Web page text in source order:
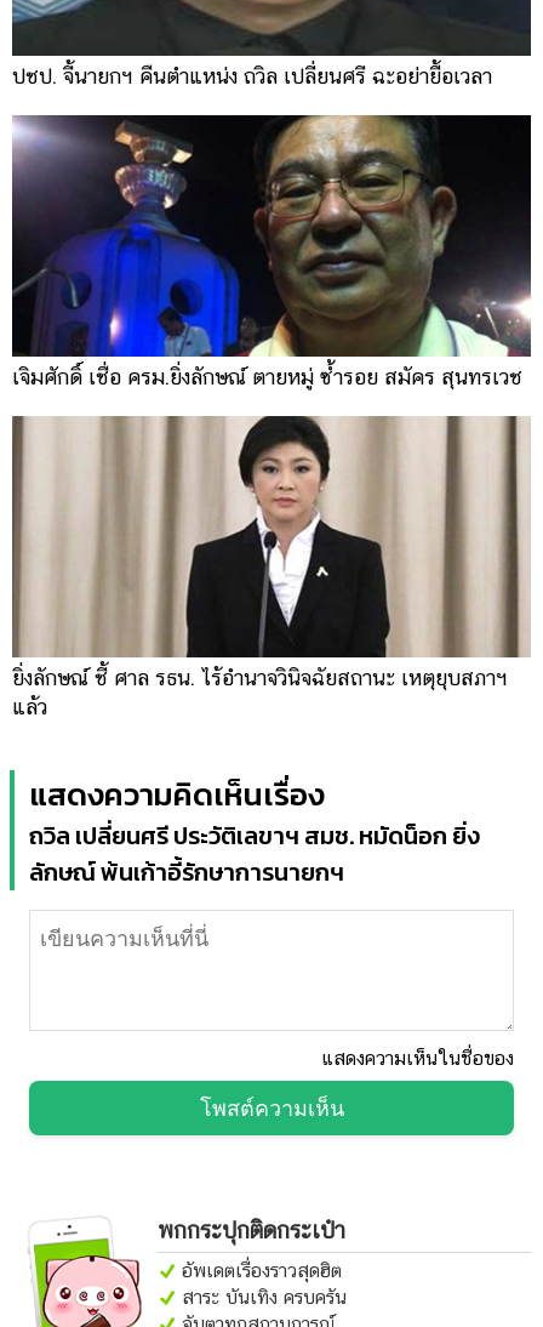
ปชป. จี้นายกฯ คืนตำแหน่ง ถวิล เปลี่ยนศรี ฉะอย่ายื้อเวลา
เจิมศักดิ์ เชื่อ ครม.ยิ่งลักษณ์ ตายหมู่ ซ้ำรอย สมัคร สุนทรเวช
ยิ่งลักษณ์ ชี้ ศาล รธน. ไร้อำนาจวินิจฉัยสถานะ เหตุยุบสภาฯ
แล้ว
แสดงความคิดเห็นเรื่อง
ถวิล เปลี่ยนศรี ประวัติเลขาฯ สมช. หมัดน็อก ยิ่ง
ลักษณ์ พ้นเก้าอี้รักษาการนายกฯ
แสดงความเห็นในชื่อของ
โพสต์ความเห็น
พกกระปุกติดกระเป๋า
อัพเดตเรื่องราวสุดฮิต
สาระ บันเทิง ครบครัน